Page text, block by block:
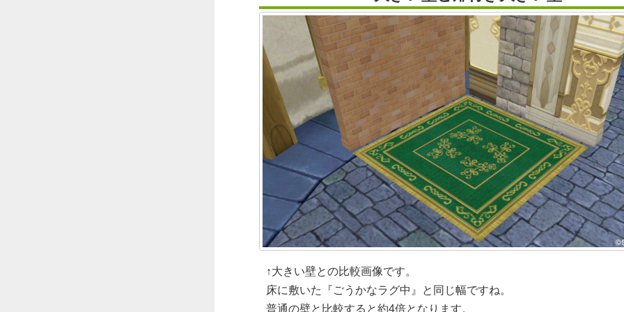
↑大きい壁との比較画像です。
床に敷いた『ごうかなラグ中』と同じ幅ですね。
普通の壁と比較すると約4倍となります。